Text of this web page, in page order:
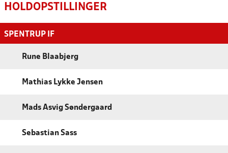
HOLDOPSTILLINGER
SPENTRUP IF
Rune Blaabjerg
Mathias Lykke Jensen
Mads Asvig Søndergaard
Sebastian Sass